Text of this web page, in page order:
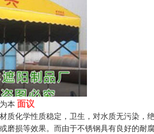
本 面议
质化学性质稳定，卫生，对水质无污染，
磨损等效果。而由于不锈钢具有良好的耐